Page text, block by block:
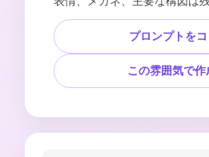
を、明るく遊び心のある色、
き風の少し不完全な線、白い
花、葉、星、かわいいドゥー
ォークアート風フラットイラ
さい。子どもの絵のように素
構図。リアルな肌質、強すぎ
分な指、不要な文字、ロゴは
プロンプトを
この雰囲気で